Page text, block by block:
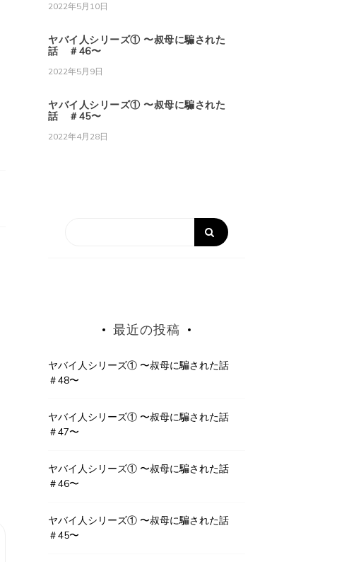
2022年5月10日
ヤバイ人シリーズ① 〜叔母に騙された
話 ＃46〜
2022年5月9日
ヤバイ人シリーズ① 〜叔母に騙された
話 ＃45〜
2022年4月28日
最近の投稿
ヤバイ人シリーズ① 〜叔母に騙された話
＃48〜
ヤバイ人シリーズ① 〜叔母に騙された話
＃47〜
ヤバイ人シリーズ① 〜叔母に騙された話
＃46〜
ヤバイ人シリーズ① 〜叔母に騙された話
＃45〜